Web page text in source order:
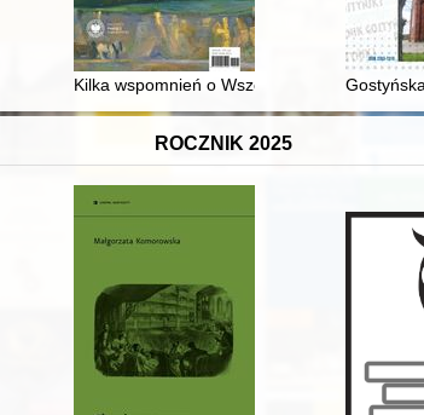
(1936) 1938 - 1974 (1982) : przewodnik po zespole
Kilka wspomnień o Wszechnicy Górnośląskiej
ROCZNIK 2025